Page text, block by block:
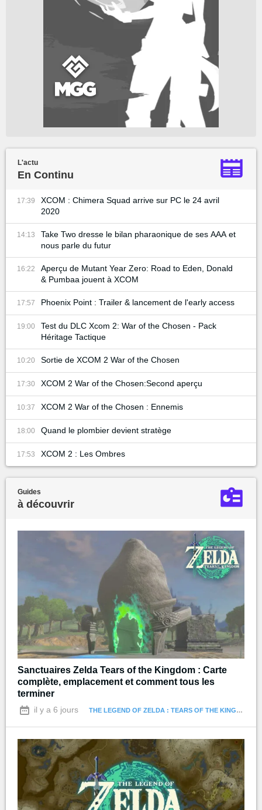
L'actu
En Continu
17:39
XCOM : Chimera Squad arrive sur PC le 24 avril
2020
14:13
Take Two dresse le bilan pharaonique de ses AAA et
nous parle du futur
16:22
Aperçu de Mutant Year Zero: Road to Eden, Donald
& Pumbaa jouent à XCOM
17:57 Phoenix Point : Trailer & lancement de l'early access
19:00
Test du DLC Xcom 2: War of the Chosen - Pack
Héritage Tactique
10:20 Sortie de XCOM 2 War of the Chosen
17:30 XCOM 2 War of the Chosen:Second aperçu
10:37 XCOM 2 War of the Chosen : Ennemis
18:00 Quand le plombier devient stratège
17:53 XCOM 2 : Les Ombres
Guides
à découvrir
Sanctuaires Zelda Tears of the Kingdom : Carte
complète, emplacement et comment tous les
terminer
il y a 6 jours THE LEGEND OF ZELDA : TEARS OF THE KINGDOM